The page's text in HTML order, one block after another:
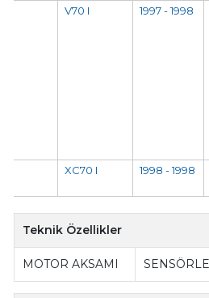
V70 I 1997 - 1998
XC70 I 1998 - 1998
Teknik Özellikler
MOTOR AKSAMI